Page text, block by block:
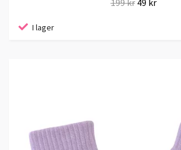
199 kr 49 kr
I lager